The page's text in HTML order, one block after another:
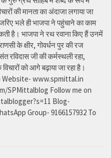
की मानता का अंदाजा लगाया जा
भले ही भाजपा ने पहुंचाने का काम
है। भाजपा ने रथ रवाना किए हैं उनमें
के क्षीर, गोवर्धन पुर की रज
रविदास जी की कर्मस्थली रहा,
को आगे बढ़ाया जा रहा है।
Website- www.spmittal.in
SPMittalblog Follow me on
Blog-
Group- 9166157932 To